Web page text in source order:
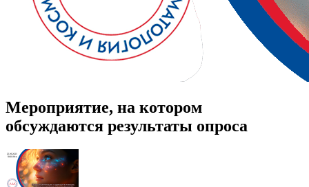
Мероприятие, на котором
обсуждаются результаты опроса